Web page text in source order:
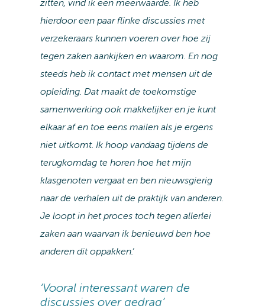
zitten, vind ik een meerwaarde. Ik heb
hierdoor een paar flinke discussies met
verzekeraars kunnen voeren over hoe zij
tegen zaken aankijken en waarom. En nog
steeds heb ik contact met mensen uit de
opleiding. Dat maakt de toekomstige
samenwerking ook makkelijker en je kunt
elkaar af en toe eens mailen als je ergens
niet uitkomt. Ik hoop vandaag tijdens de
terugkomdag te horen hoe het mijn
klasgenoten vergaat en ben nieuwsgierig
naar de verhalen uit de praktijk van anderen.
Je loopt in het proces toch tegen allerlei
zaken aan waarvan ik benieuwd ben hoe
anderen dit oppakken.’
‘Vooral interessant waren de
discussies over gedrag’